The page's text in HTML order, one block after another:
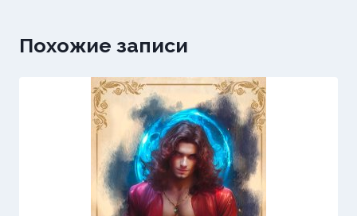
Похожие записи